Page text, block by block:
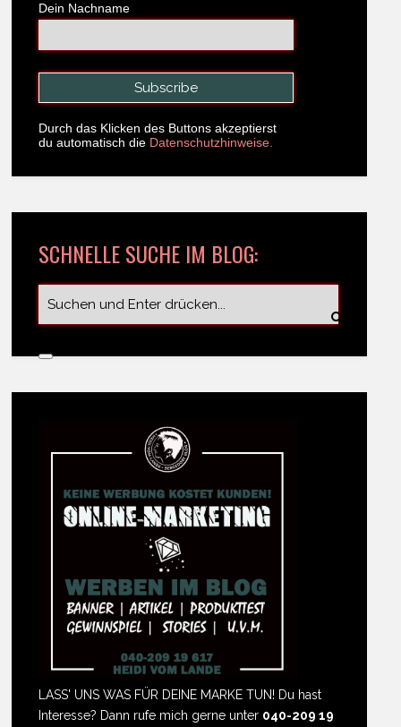
Dein Nachname
Durch das Klicken des Buttons akzeptierst
du automatisch die Datenschutzhinweise.
SCHNELLE SUCHE IM BLOG:
LASS' UNS WAS FÜR DEINE MARKE TUN! Du hast
Interesse? Dann rufe mich gerne unter 040-209 19